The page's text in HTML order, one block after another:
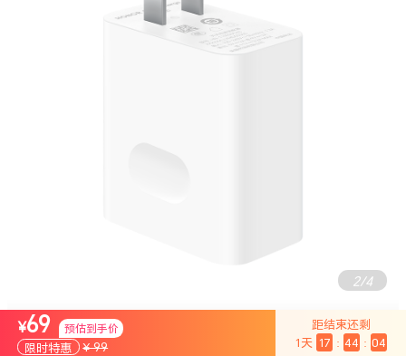
2/4
¥69 预估到手价
限时特惠 ¥ 99
距结束还剩
1天 17 : 44 : 03